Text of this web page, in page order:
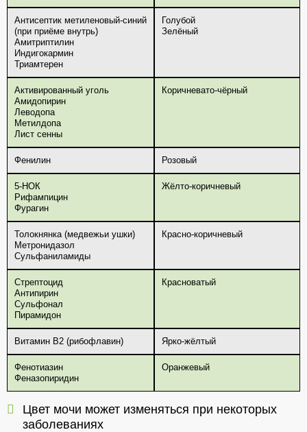
Антисептик метиленовый-синий
(при приёме внутрь)
Амитриптилин
Индигокармин
Триамтерен
Голубой
Зелёный
Активированный уголь
Амидопирин
Леводопа
Метилдопа
Лист сенны
Коричневато-чёрный
Фенилин Розовый
5-НОК
Рифампицин
Фурагин
Жёлто-коричневый
Толокнянка (медвежьи ушки)
Метронидазол
Сульфаниламиды
Красно-коричневый
Стрептоцид
Антипирин
Сульфонал
Пирамидон
Красноватый
Витамин В2 (рибофлавин) Ярко-жёлтый
Фенотиазин
Феназопиридин
Оранжевый
Цвет мочи может изменяться при некоторых
заболеваниях